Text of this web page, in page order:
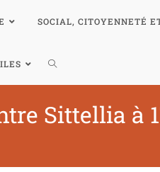
SOCIAL, CITOYENNETÉ
Sittellia à